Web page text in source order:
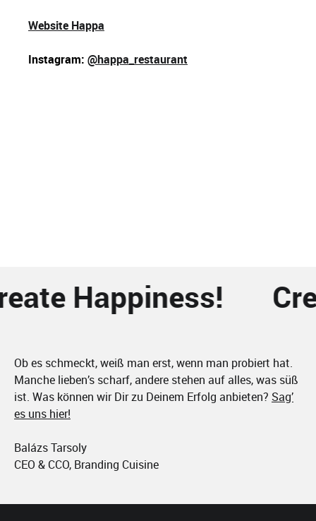
Website Happa
Instagram: @happa_restaurant
Happiness!
Ob es schmeckt, weiß man erst, wenn man probiert hat.
Manche lieben’s scharf, andere stehen auf alles, was süß
ist. Was können wir Dir zu Deinem Erfolg anbieten? Sag’
es uns hier!
Balázs Tarsoly
CEO & CCO, Branding Cuisine